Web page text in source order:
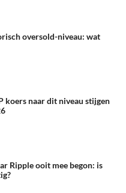
oversold-niveau: wat
koers naar dit niveau stijgen
Ripple ooit mee begon: is